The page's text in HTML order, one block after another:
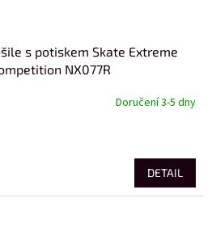
s potiskem Skate Extreme
NX077R
Doručení 3-5 dny
DETAIL